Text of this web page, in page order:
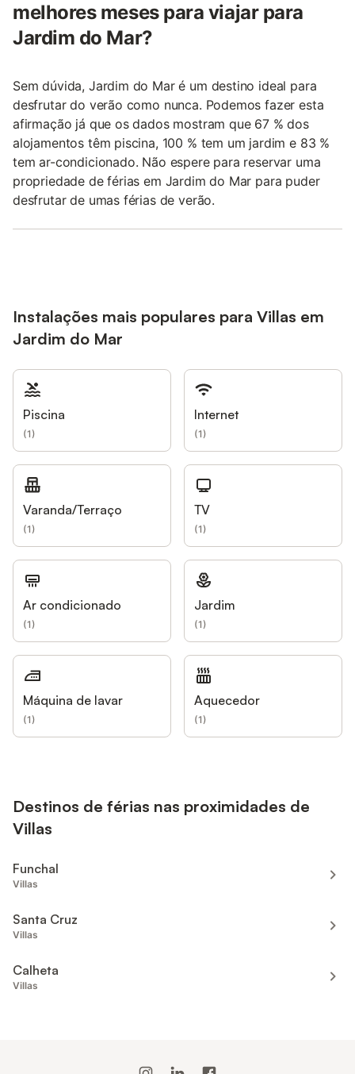
melhores meses para viajar para
Jardim do Mar?
Sem dúvida, Jardim do Mar é um destino ideal para
desfrutar do verão como nunca. Podemos fazer esta
afirmação já que os dados mostram que 67 % dos
alojamentos têm piscina, 100 % tem um jardim e 83 %
tem ar-condicionado. Não espere para reservar uma
propriedade de férias em Jardim do Mar para puder
desfrutar de umas férias de verão.
Instalações mais populares para Villas em
Jardim do Mar
Piscina
(1)
Internet
(1)
Varanda/Terraço
(1)
TV
(1)
Ar condicionado
(1)
Jardim
(1)
Máquina de lavar
(1)
Aquecedor
(1)
Destinos de férias nas proximidades de
Villas
Funchal
Villas
Santa Cruz
Villas
Calheta
Villas